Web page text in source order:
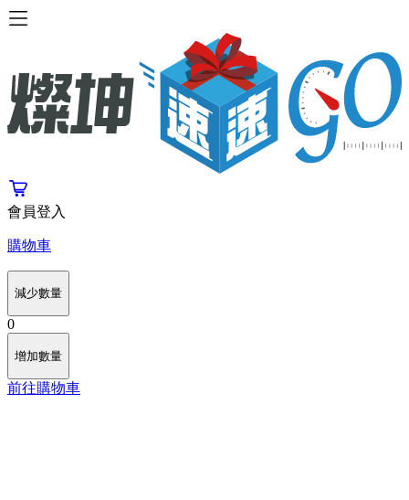
會員登入
購物車
減少數量
0
增加數量
前往購物車